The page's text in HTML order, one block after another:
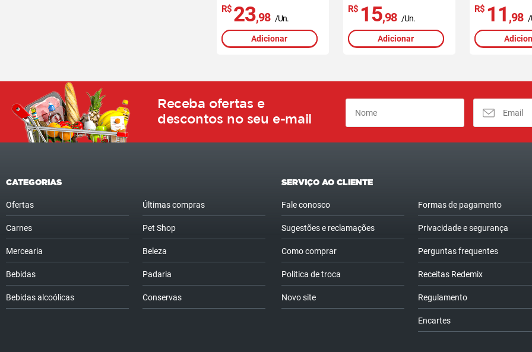
R$ 23,98 /Un.
Adicionar
R$ 15,98 /Un.
Adicionar
R$ 11 ,98 /
Receba ofertas e
descontos no seu e-mail
CATEGORIAS
Ofertas
Carnes
Mercearia
Bebidas
Bebidas alcoólicas
Últimas compras
Pet Shop
Beleza
Padaria
Conservas
SERVIÇO AO CLIENTE
Fale conosco
Sugestões e reclamações
Como comprar
Politica de troca
Novo site
Formas de pagamento
Privacidade e segurança
Perguntas frequentes
Receitas Redemix
Regulamento
Encartes